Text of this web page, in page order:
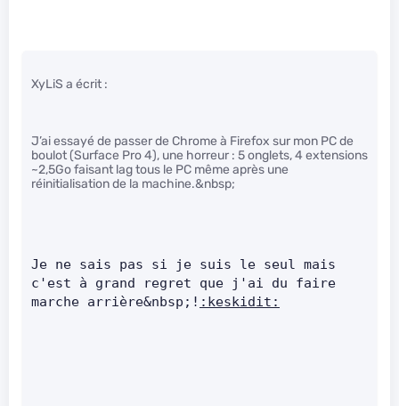
XyLiS a écrit :
J’ai essayé de passer de Chrome à Firefox sur mon PC de
boulot (Surface Pro 4), une horreur : 5 onglets, 4 extensions
~2,5Go faisant lag tous le PC même après une
réinitialisation de la machine.&nbsp;
Je ne sais pas si je suis le seul mais
c'est à grand regret que j'ai du faire
marche arrière&nbsp;! :keskidit: